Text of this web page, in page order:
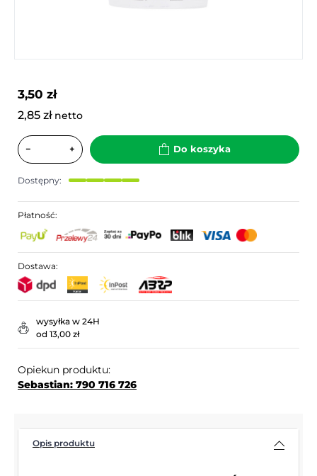
3,50 zł
2,85 zł netto
− + Do koszyka
Dostępny:
Płatność:
Dostawa:
wysyłka w 24H
od 13,00 zł
Opiekun produktu:
Sebastian: 790 716 726
Opis produktu